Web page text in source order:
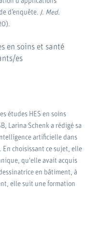
d’enquête. J. Med.
en soins et santé
es
études HES en soins
Larina Schenk a rédigé sa
artificielle dans
choisissant ce sujet, elle
qu'elle avait acquis
en bâtiment, à
elle suit une formation